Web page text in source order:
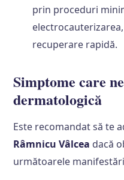
prin proceduri
recuperare rapidă.
Simptome care
dermatologică
Este recomandat să te
Râmnicu Vâlcea dacă
următoarele